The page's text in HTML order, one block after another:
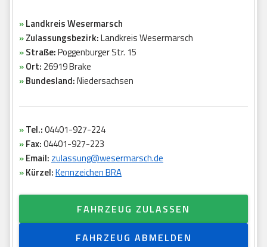
»Landkreis Wesermarsch
»Zulassungsbezirk:Landkreis Wesermarsch
»Straße:Poggenburger Str. 15
»Ort: 26919 Brake
»Bundesland:Niedersachsen
»Tel.:04401-927-224
»Fax:04401-927-223
»Email: zulassung@wesermarsch.de
»Kürzel:Kennzeichen BRA
FAHRZEUG ZULASSEN
FAHRZEUG ABMELDEN